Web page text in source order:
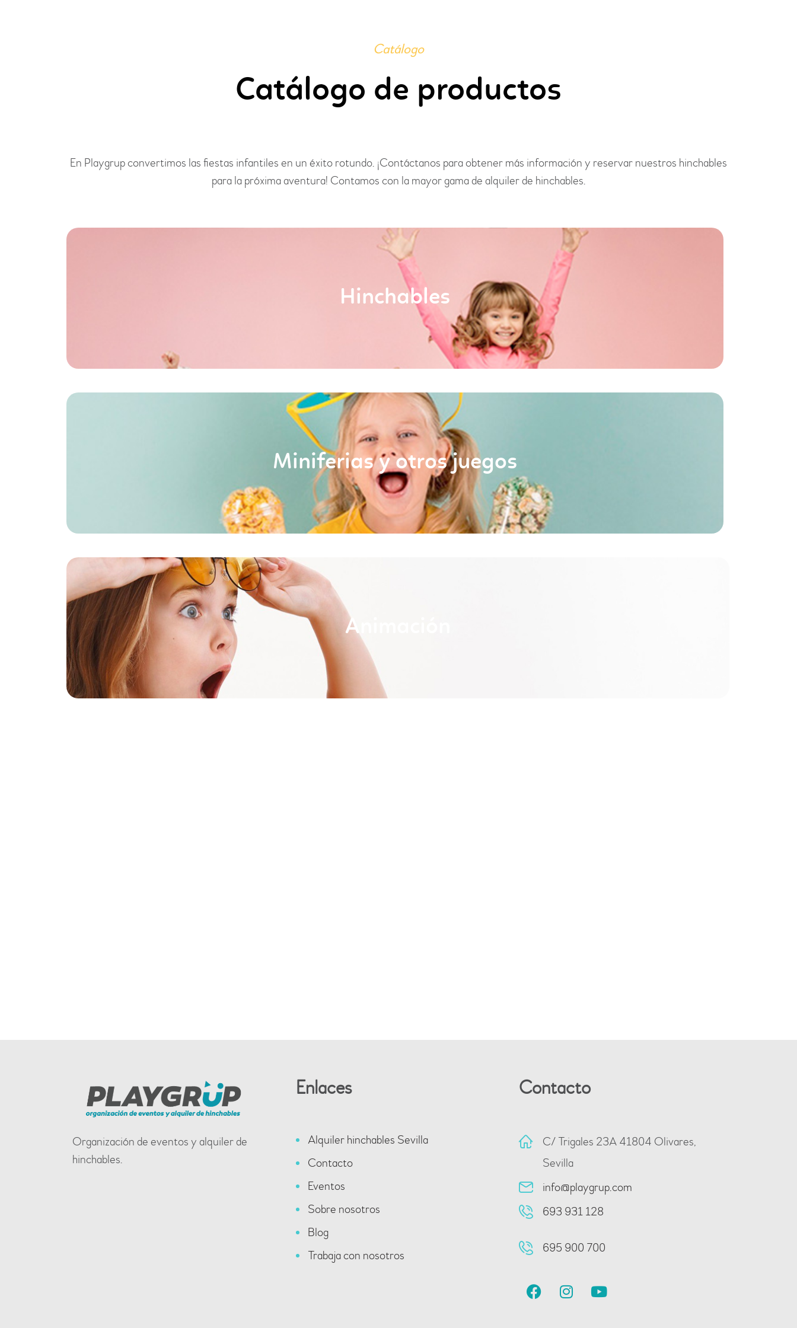
Catálogo
Catálogo de productos
En Playgrup convertimos las fiestas infantiles en un éxito rotundo. ¡Contáctanos para obtener más información y reservar nuestros hinchables
para la próxima aventura! Contamos con la mayor gama de alquiler de hinchables.
Hinchables
Miniferias y otros juegos
Animación
Organización de eventos y alquiler de
hinchables.
Enlaces
Alquiler hinchables Sevilla
Contacto
Eventos
Sobre nosotros
Blog
Trabaja con nosotros
Contacto
C/ Trigales 23A 41804 Olivares,
Sevilla
info@playgrup.com
693 931 128
695 900 700